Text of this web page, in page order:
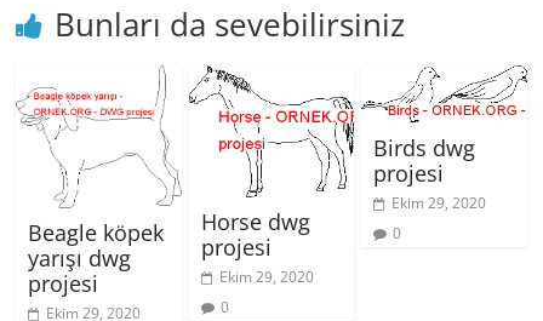
Bunları da sevebilirsiniz
Beagle köpek
yarışı dwg
projesi
Ekim 29, 2020
Horse dwg
projesi
Ekim 29, 2020
0
Birds dwg
projesi
Ekim 29, 2020
0